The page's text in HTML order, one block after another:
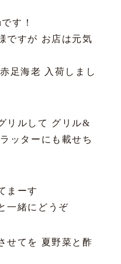
す！
ですが お店は元気
足海老 入荷しまし
リルして グリル&
ッターにも載せち
まーす
一緒にどうぞ
せてを 夏野菜と酢